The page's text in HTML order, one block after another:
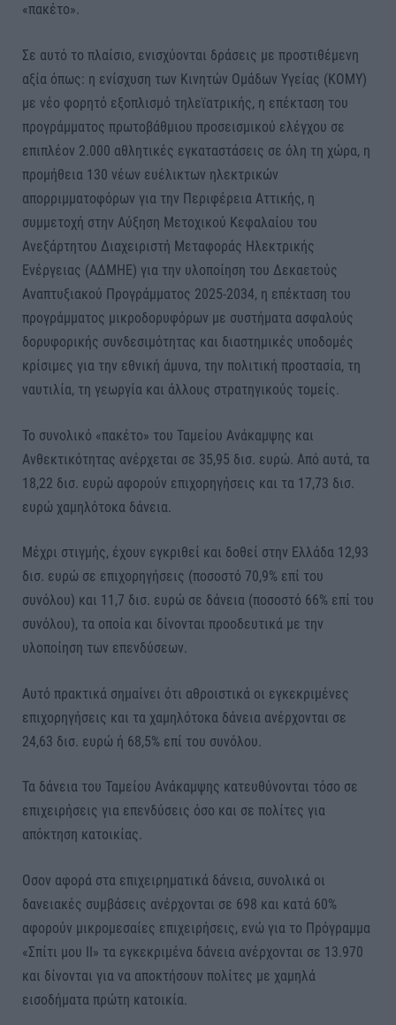
«πακέτο».
Σε αυτό το πλαίσιο, ενισχύονται δράσεις με προστιθέμενη
αξία όπως: η ενίσχυση των Κινητών Ομάδων Υγείας (ΚΟΜΥ)
με νέο φορητό εξοπλισμό τηλεϊατρικής, η επέκταση του
προγράμματος πρωτοβάθμιου προσεισμικού ελέγχου σε
επιπλέον 2.000 αθλητικές εγκαταστάσεις σε όλη τη χώρα, η
προμήθεια 130 νέων ευέλικτων ηλεκτρικών
απορριμματοφόρων για την Περιφέρεια Αττικής, η
συμμετοχή στην Αύξηση Μετοχικού Κεφαλαίου του
Ανεξάρτητου Διαχειριστή Μεταφοράς Ηλεκτρικής
Ενέργειας (ΑΔΜΗΕ) για την υλοποίηση του Δεκαετούς
Αναπτυξιακού Προγράμματος 2025-2034, η επέκταση του
προγράμματος μικροδορυφόρων με συστήματα ασφαλούς
δορυφορικής συνδεσιμότητας και διαστημικές υποδομές
κρίσιμες για την εθνική άμυνα, την πολιτική προστασία, τη
ναυτιλία, τη γεωργία και άλλους στρατηγικούς τομείς.
Το συνολικό «πακέτο» του Ταμείου Ανάκαμψης και
Ανθεκτικότητας ανέρχεται σε 35,95 δισ. ευρώ. Από αυτά, τα
18,22 δισ. ευρώ αφορούν επιχορηγήσεις και τα 17,73 δισ.
ευρώ χαμηλότοκα δάνεια.
Μέχρι στιγμής, έχουν εγκριθεί και δοθεί στην Ελλάδα 12,93
δισ. ευρώ σε επιχορηγήσεις (ποσοστό 70,9% επί του
συνόλου) και 11,7 δισ. ευρώ σε δάνεια (ποσοστό 66% επί του
συνόλου), τα οποία και δίνονται προοδευτικά με την
υλοποίηση των επενδύσεων.
Αυτό πρακτικά σημαίνει ότι αθροιστικά οι εγκεκριμένες
επιχορηγήσεις και τα χαμηλότοκα δάνεια ανέρχονται σε
24,63 δισ. ευρώ ή 68,5% επί του συνόλου.
Τα δάνεια του Ταμείου Ανάκαμψης κατευθύνονται τόσο σε
επιχειρήσεις για επενδύσεις όσο και σε πολίτες για
απόκτηση κατοικίας.
Οσον αφορά στα επιχειρηματικά δάνεια, συνολικά οι
δανειακές συμβάσεις ανέρχονται σε 698 και κατά 60%
αφορούν μικρομεσαίες επιχειρήσεις, ενώ για το Πρόγραμμα
«Σπίτι μου ΙΙ» τα εγκεκριμένα δάνεια ανέρχονται σε 13.970
και δίνονται για να αποκτήσουν πολίτες με χαμηλά
εισοδήματα πρώτη κατοικία.